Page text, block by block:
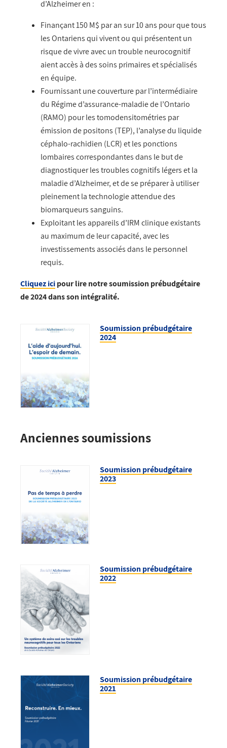
d’Alzheimer en :
Finançant 150 M$ par an sur 10 ans pour que tous
les Ontariens qui vivent ou qui présentent un
risque de vivre avec un trouble neurocognitif
aient accès à des soins primaires et spécialisés
en équipe.
Fournissant une couverture par l’intermédiaire
du Régime d’assurance-maladie de l’Ontario
(RAMO) pour les tomodensitométries par
émission de positons (TEP), l’analyse du liquide
céphalo-rachidien (LCR) et les ponctions
lombaires correspondantes dans le but de
diagnostiquer les troubles cognitifs légers et la
maladie d’Alzheimer, et de se préparer à utiliser
pleinement la technologie attendue des
biomarqueurs sanguins.
Exploitant les appareils d’IRM clinique existants
au maximum de leur capacité, avec les
investissements associés dans le personnel
requis.
Cliquez icipour lire notre soumission prébudgétaire
de 2024 dans son intégralité.
Soumission prébudgétaire
2024
Anciennes soumissions
Soumission prébudgétaire
2023
Soumission prébudgétaire
2022
Soumission prébudgétaire
2021